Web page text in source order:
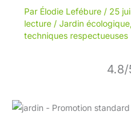
Par Élodie Lefébure / 25
lecture / Jardin écologique
techniques respectueuses
4.8/